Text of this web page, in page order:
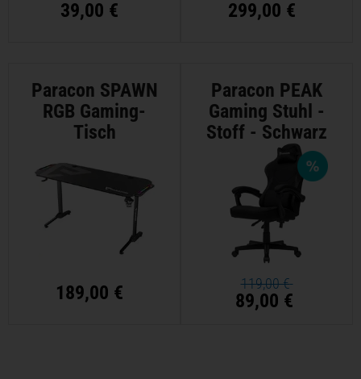
39,00 € 299,00 €
Paracon SPAWN
RGB Gaming-
Tisch
189,00 €
Paracon PEAK
Gaming Stuhl -
Stoff - Schwarz
119,00 €
89,00 €